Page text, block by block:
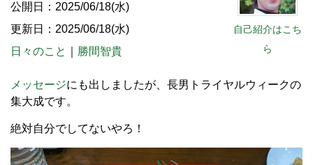
自己紹介はこち
ら
公開日：2025/06/18(水)
更新日：2025/06/18(水)
日々のこと
勝間智貴
メッセージにも出しましたが、長男トライヤルウィークの
集大成です。
絶対自分でしてないやろ！